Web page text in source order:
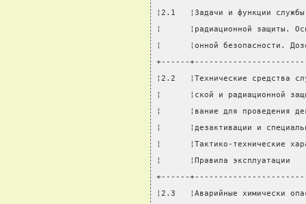
¦2.1   ¦Задачи и функции
¦      ¦радиационной
¦      ¦онной безопасности.
+------
¦2.2   ¦Технические
¦      ¦ской и радиационной
¦      ¦вание для
¦      ¦дезактивации и
¦      ¦Тактико-
¦      ¦Правила
+------
¦2.3   ¦Аварийные химически